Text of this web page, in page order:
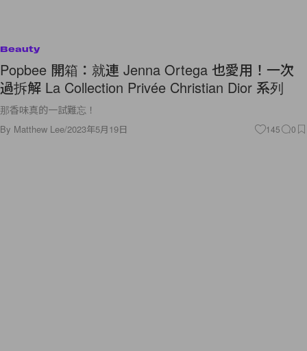
Beauty
Popbee 開箱：就連 Jenna Ortega 也愛用！一次
過拆解 La Collection Privée Christian Dior 系列
那香味真的一試難忘！
By Matthew Lee/2023年5月19日 145 0